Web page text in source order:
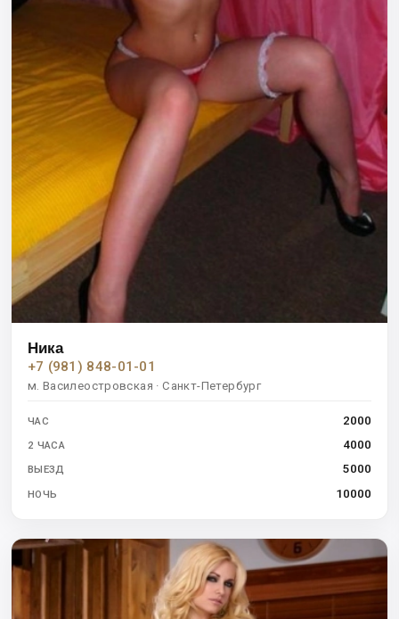
Ника
+7 (981) 848-01-01
м. Василеостровская · Санкт-Петербург
ЧАС 2000
2 ЧАСА 4000
ВЫЕЗД 5000
НОЧЬ 10000